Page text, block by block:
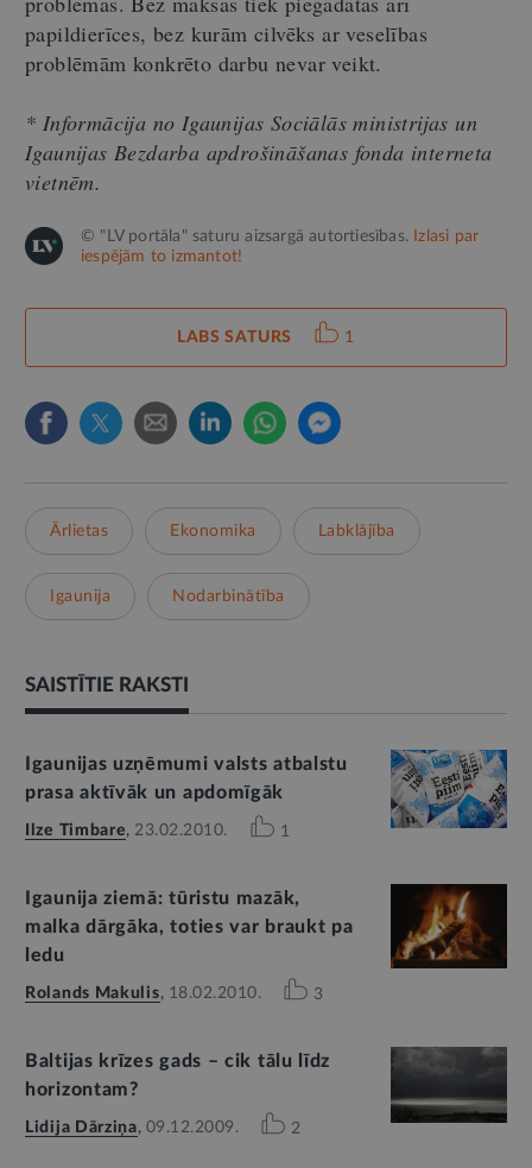
papildierīces, bez kurām cilvēks ar veselības
problēmām konkrēto darbu nevar veikt.
* Informācija no Igaunijas Sociālās ministrijas un
Igaunijas Bezdarba apdrošināšanas fonda interneta
vietnēm.
© "LV portāla" saturu aizsargā autortiesības. Izlasi par
iespējām to izmantot!
LABS SATURS 1
Ārlietas Ekonomika Labklājība
Igaunija Nodarbinātība
SAISTĪTIE RAKSTI
Igaunijas uzņēmumi valsts atbalstu
prasa aktīvāk un apdomīgāk
Ilze Timbare, 23.02.2010. 1
Igaunija ziemā: tūristu mazāk,
malka dārgāka, toties var braukt pa
ledu
Rolands Makulis, 18.02.2010. 3
Baltijas krīzes gads – cik tālu līdz
horizontam?
Lidija Dārziņa, 09.12.2009. 2